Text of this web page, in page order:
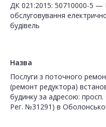
ДК 021:2015: 50710000-5 —
обслуговування
будівель
Назва
Послуги з поточного
(ремонт редуктора)
будинку за адресою:
Рег. №31291) в